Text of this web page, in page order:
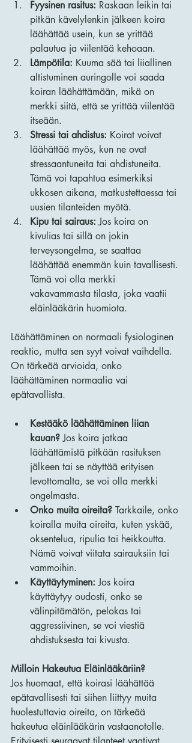
Fyysinen rasitus: Raskaan leikin tai
pitkän kävelylenkin jälkeen koira
läähättää usein, kun se yrittää
palautua ja viilentää kehoaan.
Lämpötila: Kuuma sää tai liiallinen
altistuminen auringolle voi saada
koiran läähättämään, mikä on
merkki siitä, että se yrittää viilentää
itseään.
Stressi tai ahdistus: Koirat voivat
läähättää myös, kun ne ovat
stressaantuneita tai ahdistuneita.
Tämä voi tapahtua esimerkiksi
ukkosen aikana, matkustettaessa tai
uusien tilanteiden myötä.
Kipu tai sairaus: Jos koira on
kivulias tai sillä on jokin
terveysongelma, se saattaa
läähättää enemmän kuin tavallisesti.
Tämä voi olla merkki
vakavammasta tilasta, joka vaatii
eläinlääkärin huomiota.
Läähättäminen on normaali fysiologinen
reaktio, mutta sen syyt voivat vaihdella.
On tärkeää arvioida, onko
läähättäminen normaalia vai
epätavallista.
Kestääkö läähättäminen liian
kauan? Jos koira jatkaa
läähättämistä pitkään rasituksen
jälkeen tai se näyttää erityisen
levottomalta, se voi olla merkki
ongelmasta.
Onko muita oireita? Tarkkaile, onko
koiralla muita oireita, kuten yskää,
oksentelua, ripulia tai heikkoutta.
Nämä voivat viitata sairauksiin tai
vammoihin.
Käyttäytyminen: Jos koira
käyttäytyy oudosti, onko se
välinpitämätön, pelokas tai
aggressiivinen, se voi viestiä
ahdistuksesta tai kivusta.
Milloin Hakeutua Eläinlääkäriin?
Jos huomaat, että koirasi läähättää
epätavallisesti tai siihen liittyy muita
huolestuttavia oireita, on tärkeää
hakeutua eläinlääkärin vastaanotolle.